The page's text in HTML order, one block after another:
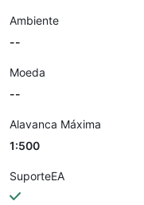
Ambiente
--
Moeda
--
Alavanca Máxima
1:500
SuporteEA